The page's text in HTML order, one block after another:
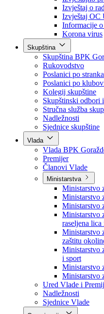
Obavještenja i
Izvještajno
Izvještaj o
Izvještaj OC
Informacije o
Korona virus
Skupština
Skupština BPK
Rukovodstvo
Poslanici po
Poslanici po
Kolegij skupštine
Skupštinski odbori i
Stručna služba
Nadležnosti
Sjednice skupštine
Vlada
Vlada BPK Goražde
Premijer
Članovi Vlade
Ministarstva
Ministarstvo
Ministarstvo
Ministarstvo
Ministarstvo
raseljena
Ministarstvo
zaštitu
Ministarstvo
i sport
Ministarstvo
Ministarstvo
Ured Vlade i